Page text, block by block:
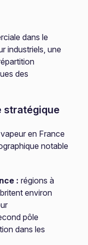
dans le
industriels, une
des
stratégique
en France
notable
: régions à
environ
pôle
dans les